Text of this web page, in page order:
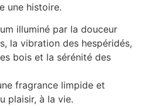
une histoire.
illuminé par la douceur
la vibration des hespéridés,
bois et la sérénité des
fragrance limpide et
plaisir, à la vie.